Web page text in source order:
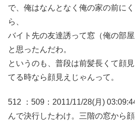
で、俺はなんとなく俺の家の前に
ら、
バイト先の友達誘って窓（俺の部
と思ったんだわ。
というのも、普段は前髪長くて顔
てる時なら顔見えじゃんって。
512 ：509：2011/11/28(月)
んで決行したわけ。三階の窓から